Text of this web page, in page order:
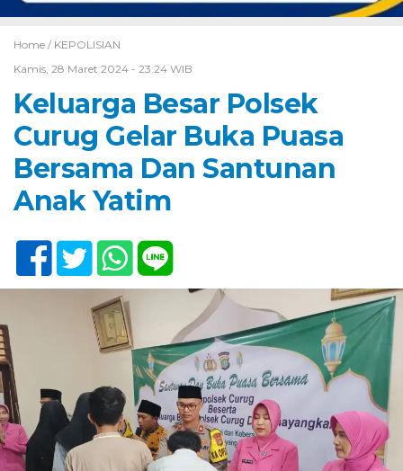
Home / KEPOLISIAN
Kamis, 28 Maret 2024 - 23:24 WIB
Keluarga Besar Polsek
Curug Gelar Buka Puasa
Bersama Dan Santunan
Anak Yatim